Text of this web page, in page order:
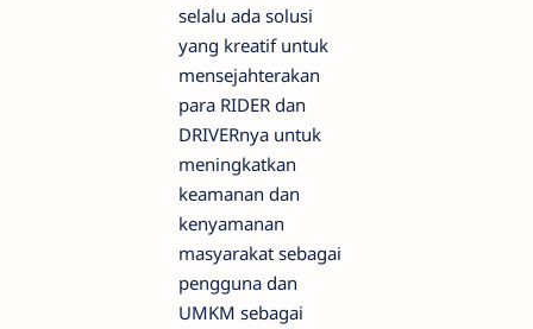
selalu ada solusi
yang kreatif untuk
mensejahterakan
para RIDER dan
DRIVERnya untuk
meningkatkan
keamanan dan
kenyamanan
masyarakat sebagai
pengguna dan
UMKM sebagai